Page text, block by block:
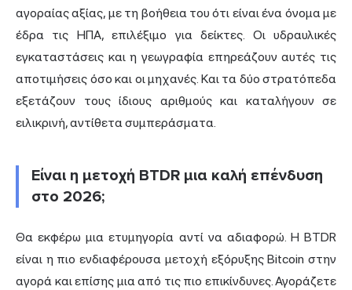
αγοραίας αξίας, με τη βοήθεια του ότι είναι ένα όνομα με
έδρα τις ΗΠΑ, επιλέξιμο για δείκτες. Οι υδραυλικές
εγκαταστάσεις και η γεωγραφία επηρεάζουν αυτές τις
αποτιμήσεις όσο και οι μηχανές. Και τα δύο στρατόπεδα
εξετάζουν τους ίδιους αριθμούς και καταλήγουν σε
ειλικρινή, αντίθετα συμπεράσματα.
Είναι η μετοχή BTDR μια καλή επένδυση
στο 2026;
Θα εκφέρω μια ετυμηγορία αντί να αδιαφορώ. Η BTDR
είναι η πιο ενδιαφέρουσα μετοχή εξόρυξης Bitcoin στην
αγορά και επίσης μια από τις πιο επικίνδυνες. Αγοράζετε